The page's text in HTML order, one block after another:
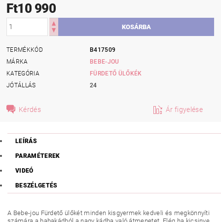
Ft10 990
TERMÉKKÓD
B417509
MÁRKA
BEBE-JOU
KATEGÓRIA
FÜRDETŐ ÜLŐKÉK
JÓTÁLLÁS
24
Kérdés Ár figyelése
LEÍRÁS
PARAMÉTEREK
VIDEÓ
BESZÉLGETÉS
A Bebe-jou Fürdető ülőkét minden kisgyermek kedveli és megkönnyíti